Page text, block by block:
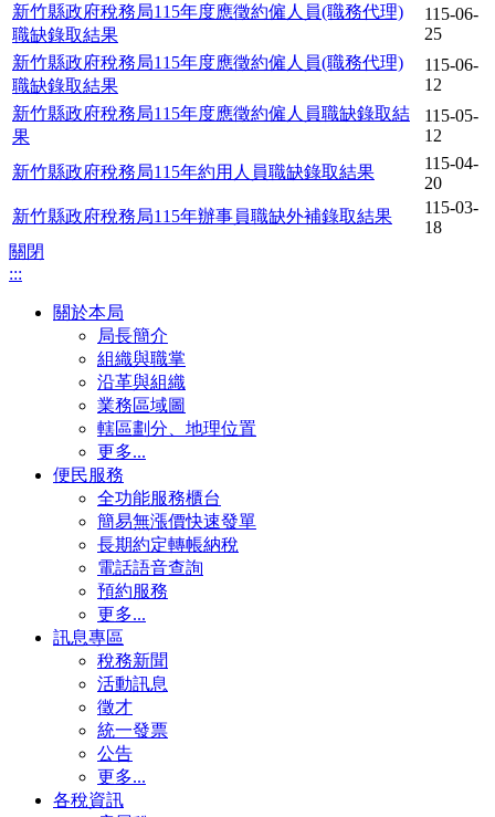
新竹縣政府稅務局115年度應徵約僱人員(職務代理)
職缺錄取結果
115-06-
25
新竹縣政府稅務局115年度應徵約僱人員(職務代理)
職缺錄取結果
115-06-
12
新竹縣政府稅務局115年度應徵約僱人員職缺錄取結
果
115-05-
12
新竹縣政府稅務局115年約用人員職缺錄取結果
115-04-
20
新竹縣政府稅務局115年辦事員職缺外補錄取結果
115-03-
18
關閉
:::
關於本局
局長簡介
組織與職掌
沿革與組織
業務區域圖
轄區劃分、地理位置
更多...
便民服務
全功能服務櫃台
簡易無漲價快速發單
長期約定轉帳納稅
電話語音查詢
預約服務
更多...
訊息專區
稅務新聞
活動訊息
徵才
統一發票
公告
更多...
各稅資訊